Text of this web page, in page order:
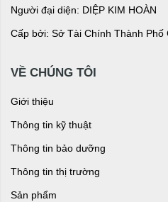
Người đại diện: DIỆP KIM HOÀN
Cấp bởi: Sở Tài Chính Thành
VỀ CHÚNG TÔI
Giới thiệu
Thông tin kỹ thuật
Thông tin bảo dưỡng
Thông tin thị trường
Sản phẩm